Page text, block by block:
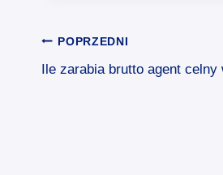
Nawigacja
wpisu
POPRZEDNI
Ile zarabia brutto agent celny